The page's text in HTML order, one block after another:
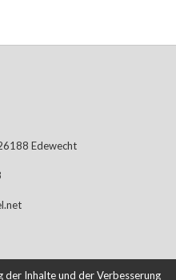
Edewecht
Inhalte und der Verbesserung